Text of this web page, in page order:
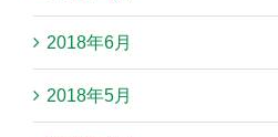
2018年6月
2018年5月